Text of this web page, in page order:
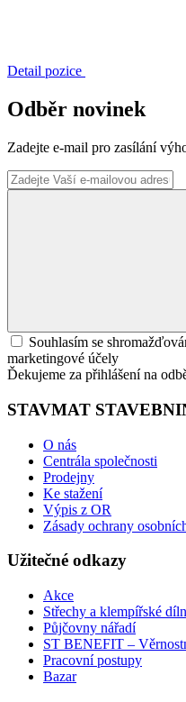
Detail pozice
Odběr novinek
Zadejte e-mail pro zasílání
Souhlasím se
marketingové účely
Ďekujeme za přihlášení na
STAVMAT
O nás
Centrála společnosti
Prodejny
Ke stažení
Výpis z OR
Zásady ochrany
Užitečné odkazy
Akce
Střechy a klempířské
Půjčovny nářadí
ST BENEFIT –
Pracovní postupy
Bazar